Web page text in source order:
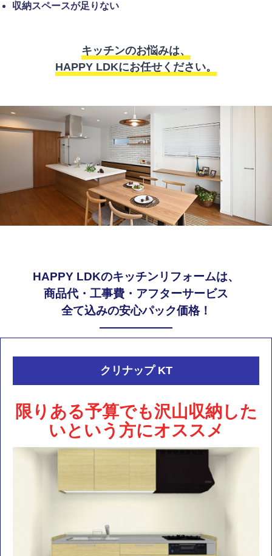
収納スペースが足りない
キッチンのお悩みは、
HAPPY LDKにお任せください。
HAPPY LDKのキッチンリフォームは、
商品代・工事費・アフターサービス
全て込みの安心パック価格！
クリナップ KT
限りある予算でも沢山収納した
いという方にオススメ